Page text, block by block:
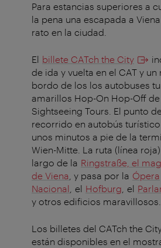
Para estancias superiores a
la pena una escapada a
rato en la ciudad.
El billete CATch the City
de ida y vuelta en el CAT y
bordo de los los autobuses
amarillos Hop-On Hop-Off de
Sightseeing Tours. El punto
recorrido en autobús
unos minutos a pie de la
Wien-Mitte. La ruta (línea
largo de la Ringstraße, el
de Viena , y pasa por la Ópera
Nacional , el Hofburg , el
y otros edificios maravillosos.
Los billetes del CATch the
están disponibles en el